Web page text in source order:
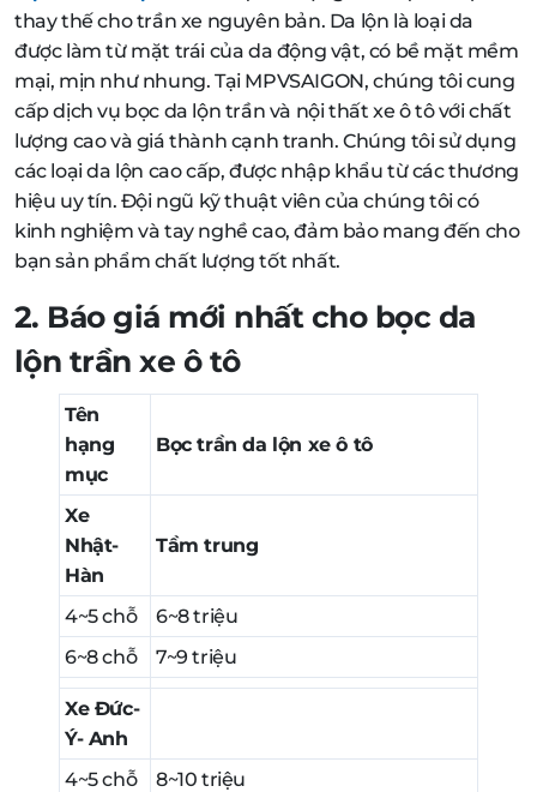
thay thế cho trần xe nguyên bản. Da lộn là loại da
được làm từ mặt trái của da động vật, có bề mặt mềm
mại, mịn như nhung. Tại MPVSAIGON, chúng tôi cung
cấp dịch vụ bọc da lộn trần và nội thất xe ô tô với chất
lượng cao và giá thành cạnh tranh. Chúng tôi sử dụng
các loại da lộn cao cấp, được nhập khẩu từ các thương
hiệu uy tín. Đội ngũ kỹ thuật viên của chúng tôi có
kinh nghiệm và tay nghề cao, đảm bảo mang đến cho
bạn sản phẩm chất lượng tốt nhất.
2. Báo giá mới nhất cho bọc da
lộn trần xe ô tô
Tên
hạng
mục
Bọc trần da lộn xe ô tô
Xe
Nhật-
Hàn
Tầm trung
4~5 chỗ
6~8 triệu
6~8 chỗ
7~9 triệu
Xe Đức-
Ý- Anh
4~5 chỗ
8~10 triệu